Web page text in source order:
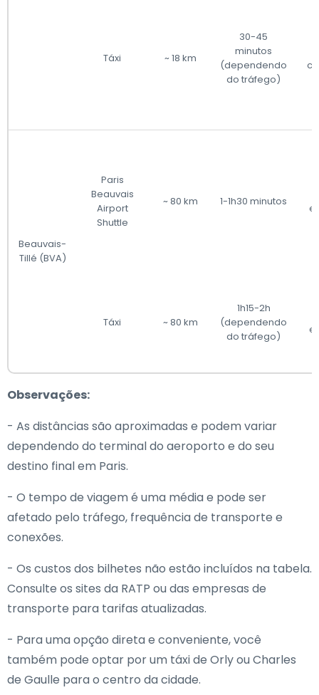
Táxi ~ 18 km
30-45
minutos
(dependendo
do tráfego)
Beauvais-
Tillé (BVA)
Paris
Beauvais
Airport
Shuttle
~ 80 km 1-1h30 minutos
Táxi ~ 80 km
1h15-2h
(dependendo
do tráfego)
Observações:
- As distâncias são aproximadas e podem variar
dependendo do terminal do aeroporto e do seu
destino final em Paris.
- O tempo de viagem é uma média e pode ser
afetado pelo tráfego, frequência de transporte e
conexões.
- Os custos dos bilhetes não estão incluídos na tabela.
Consulte os sites da RATP ou das empresas de
transporte para tarifas atualizadas.
- Para uma opção direta e conveniente, você
também pode optar por um táxi de Orly ou Charles
de Gaulle para o centro da cidade.